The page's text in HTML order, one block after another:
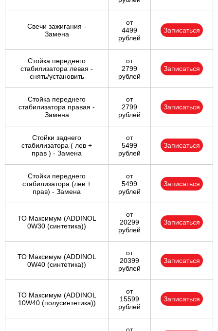
Свечи зажигания -
Замена
от
4499
рублей
Записаться
Стойка переднего
стабилизатора левая -
снять/установить
от
2799
рублей
Записаться
Стойка переднего
стабилизатора правая -
Замена
от
2799
рублей
Записаться
Стойки заднего
стабилизатора ( лев +
прав ) - Замена
от
5499
рублей
Записаться
Стойки переднего
стабилизатора (лев +
прав) - Замена
от
5499
рублей
Записаться
ТО Максимум (ADDINOL
0W30 (синтетика))
от
20299
рублей
Записаться
ТО Максимум (ADDINOL
0W40 (синтетика))
от
20399
рублей
Записаться
ТО Максимум (ADDINOL
10W40 (полусинтетика))
от
15599
рублей
Записаться